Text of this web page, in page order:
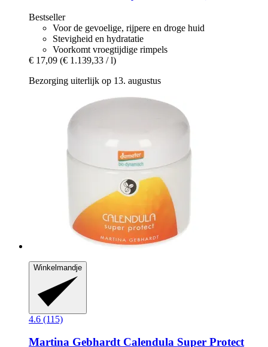
Bestseller
Voor de gevoelige, rijpere en droge huid
Stevigheid en hydratatie
Voorkomt vroegtijdige rimpels
€ 17,09 (€ 1.139,33 / l)
Bezorging uiterlijk op 13. augustus
Winkelmandje
4.6 (115)
Martina GebhardtCalendula Super Protect